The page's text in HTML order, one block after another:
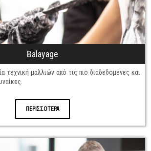
Balayage
τεχνική μαλλιών από τις πιο διαδεδομένες και
ΠΕΡΙΣΣΟΤΕΡΑ